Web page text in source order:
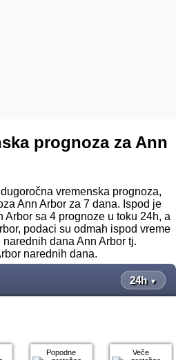
prognoza za Ann
dugoročna vremenska prognoza,
Ann Arbor za 7 dana. Ispod je
Arbor sa 4 prognoze u toku 24h, a
podaci su odmah ispod vreme
dana Ann Arbor tj.
narednih dana.
24h ▼
Popodne Veče